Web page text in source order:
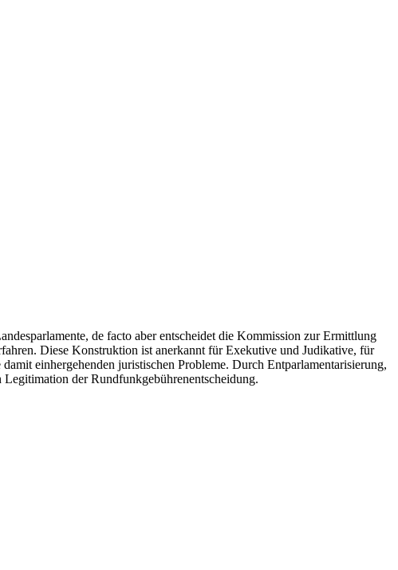
de facto aber entscheidet die Kommission zur Ermittlung
Diese Konstruktion ist anerkannt für Exekutive und Judikative, für
einhergehenden juristischen Probleme. Durch Entparlamentarisierung,
der Rundfunkgebührenentscheidung.